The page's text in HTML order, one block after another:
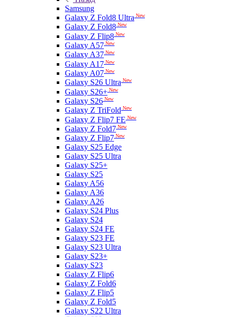
Samsung
Galaxy Z Fold8 Ultra New
Galaxy Z Fold8 New
Galaxy Z Flip8 New
Galaxy A57 New
Galaxy A37 New
Galaxy A17 New
Galaxy A07 New
Galaxy S26 Ultra New
Galaxy S26+ New
Galaxy S26 New
Galaxy Z TriFold New
Galaxy Z Flip7 FE New
Galaxy Z Fold7 New
Galaxy Z Flip7 New
Galaxy S25 Edge
Galaxy S25 Ultra
Galaxy S25+
Galaxy S25
Galaxy A56
Galaxy A36
Galaxy A26
Galaxy S24 Plus
Galaxy S24
Galaxy S24 FE
Galaxy S23 FE
Galaxy S23 Ultra
Galaxy S23+
Galaxy S23
Galaxy Z Flip6
Galaxy Z Fold6
Galaxy Z Flip5
Galaxy Z Fold5
Galaxy S22 Ultra